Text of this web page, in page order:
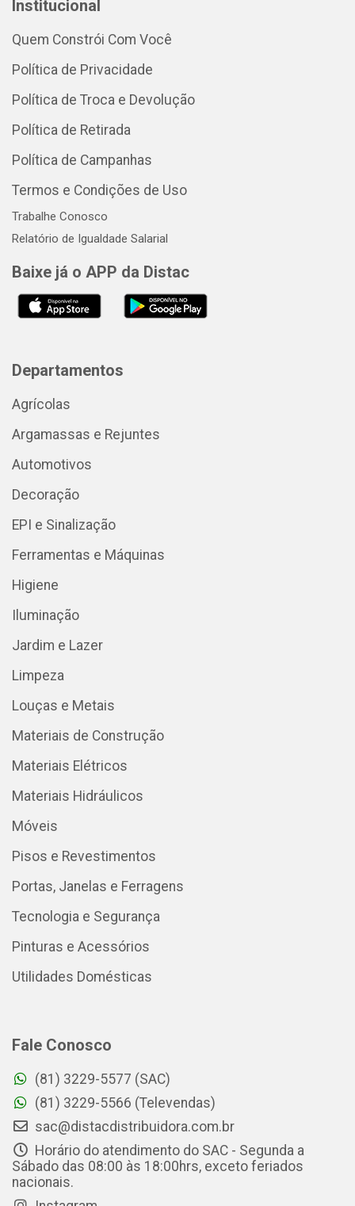
Institucional
Quem Constrói Com Você
Política de Privacidade
Política de Troca e Devolução
Política de Retirada
Política de Campanhas
Termos e Condições de Uso
Trabalhe Conosco
Relatório de Igualdade Salarial
Baixe já o APP da Distac
Departamentos
Agrícolas
Argamassas e Rejuntes
Automotivos
Decoração
EPI e Sinalização
Ferramentas e Máquinas
Higiene
Iluminação
Jardim e Lazer
Limpeza
Louças e Metais
Materiais de Construção
Materiais Elétricos
Materiais Hidráulicos
Móveis
Pisos e Revestimentos
Portas, Janelas e Ferragens
Tecnologia e Segurança
Pinturas e Acessórios
Utilidades Domésticas
Fale Conosco
(81) 3229-5577 (SAC)
(81) 3229-5566 (Televendas)
sac@distacdistribuidora.com.br
Horário do atendimento do SAC - Segunda a
Sábado das 08:00 às 18:00hrs, exceto feriados
nacionais.